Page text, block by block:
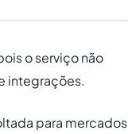
o serviço não
integrações.
para mercados